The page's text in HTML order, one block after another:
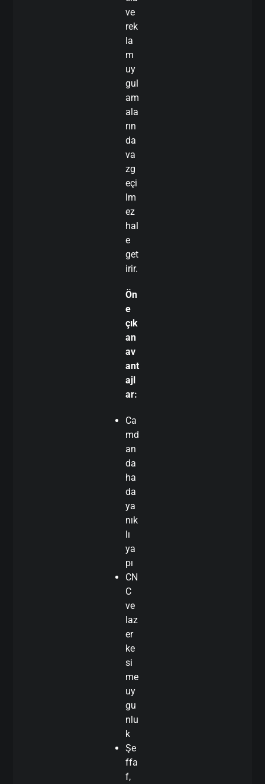
ve
rek
la
m
uy
gul
am
ala
rın
da
va
zg
eçi
lm
ez
hal
e
get
irir.
Ön
e
çık
an
av
ant
ajl
ar:
Ca
md
an
da
ha
da
ya
nık
lı
ya
pı
CN
C
ve
laz
er
ke
si
me
uy
gu
nlu
k
Şe
ffa
f,